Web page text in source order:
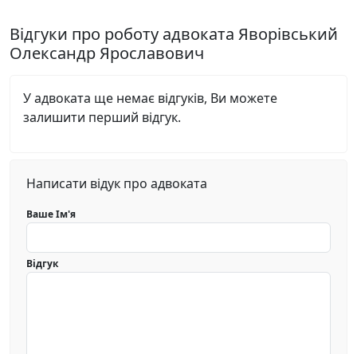
Відгуки про роботу адвоката Яворівський
Олександр Ярославович
У адвоката ще немає відгуків, Ви можете
залишити перший відгук.
Написати відук про адвоката
Ваше Ім'я
Відгук